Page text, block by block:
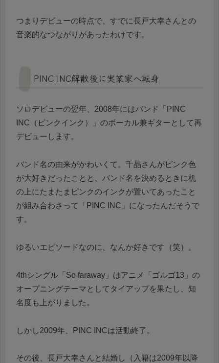
つまりデビューの時点で、すでに長戸大幸さんとの
音楽的なつながりがあったわけです。
PINC INC解散後に実業家へ転身
ソロデビューの翌年、2008年にはバンド「PINC
INC（ピンクインク）」のボーカル兼ギターとして再
デビューします。
バンド名の由来がかわいくて。千晶さんがピンク色
が大好きだったことと、バンド名を決めるときに机
の上にたまたまピンクのインクが置いてあったこと
が組み合わさって「PINC INC」になったんだそうで
す。
ゆるいエピソードなのに、なんか好きです（笑）。
4thシングル「So faraway」はアニメ「ゴルゴ13」の
オープニングテーマとしてタイアップを果たし、知
名度も上がりました。
しかし2009年、PINC INCは活動終了。
その後、長戸大幸さんと結婚し（入籍は2009年以降